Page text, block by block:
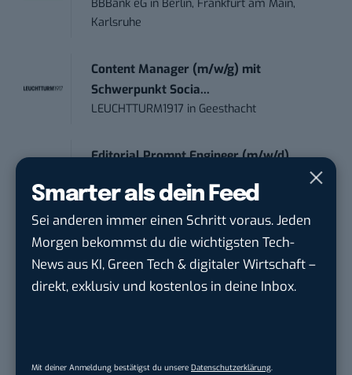
Smarter als dein Feed
Sei anderen immer einen Schritt voraus. Jeden
Morgen bekommst du die wichtigsten Tech-
News aus KI, Green Tech & digitaler Wirtschaft –
direkt, exklusiv und kostenlos in deine Inbox.
Mit deiner Anmeldung bestätigst du unsere Datenschutzerklärung.
BBBank eG in Berlin, Frankfurt am Main,
Karlsruhe
Content Manager (m/w/g) mit
Schwerpunkt Socia...
LEUCHTTURM1917 in Geesthacht
Editorial Prompt Engineer (m/w/d)
Stuttgart
PR & Social Media Coordinator (m/w/d)
Tropical Island Holding GmbH inKrausnick-
Groß Wasse...
BrainlabinMunich